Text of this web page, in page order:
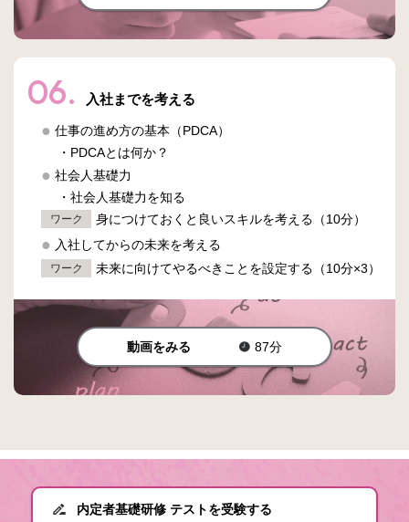
06. 入社までを考える
仕事の進め方の基本（PDCA）
・PDCAとは何か？
社会人基礎力
・社会人基礎力を知る
ワーク
身につけておくと良いスキルを考える（10分）
入社してからの未来を考える
ワーク 未来に向けてやるべきことを設定する（10分×3）
動画をみる 87分
内定者基礎研修 テストを受験する